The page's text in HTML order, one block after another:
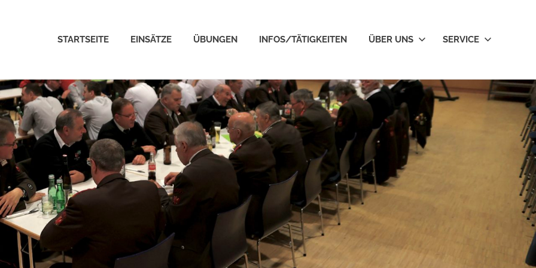
STARTSEITE EINSÄTZE ÜBUNGEN INFOS/TÄTIGKEITEN ÜBER UNS SERVICE